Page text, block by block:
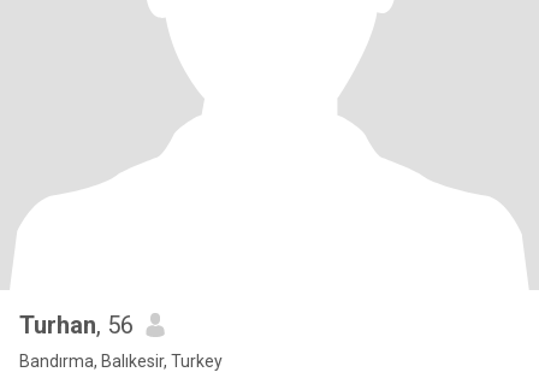
Turhan, 56
Bandırma, Balıkesir, Turkey